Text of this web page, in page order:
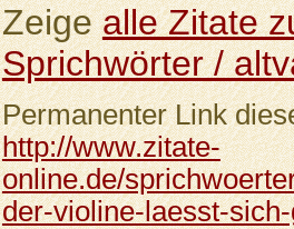
Zeigealle Zitate
Sprichwörter /
Permanenter Link
http://www.zitate-
online.de/
der-violine-laesst-